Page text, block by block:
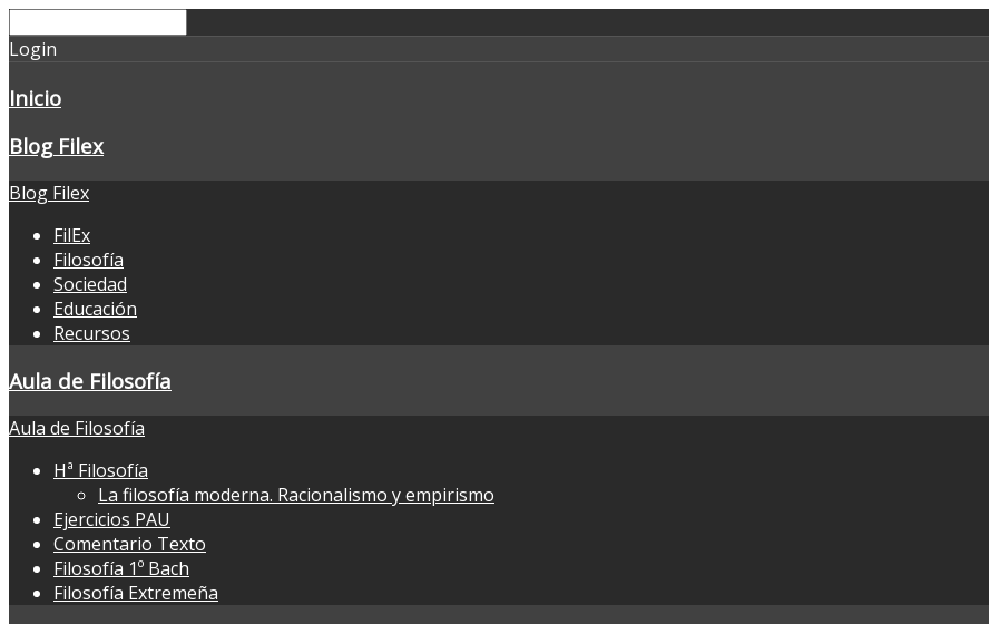
Login
Inicio
Blog Filex
Blog Filex
FilEx
Filosofía
Sociedad
Educación
Recursos
Aula de Filosofía
Aula de Filosofía
Hª Filosofía
La filosofía moderna. Racionalismo y empirismo
Ejercicios PAU
Comentario Texto
Filosofía 1º Bach
Filosofía Extremeña